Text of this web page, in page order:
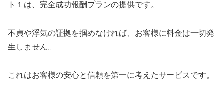
ト１は、完全成功報酬プランの提供です。
不貞や浮気の証拠を掴めなければ、お客様に料金は一切発
生しません。
これはお客様の安心と信頼を第一に考えたサービスです。